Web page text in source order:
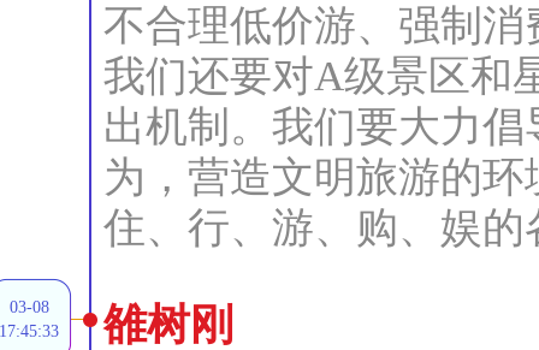
不合理低价游、强制
我们还要对A级景区和
出机制。我们要大力
为，营造文明旅游的
住、行、游、购、娱的
03-08
17:45:33
雒树刚